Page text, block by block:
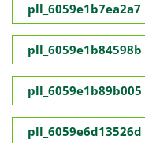
pll_6059e1b7ea2a7
pll_6059e1b84598b
pll_6059e1b89b005
pll_6059e6d13526d